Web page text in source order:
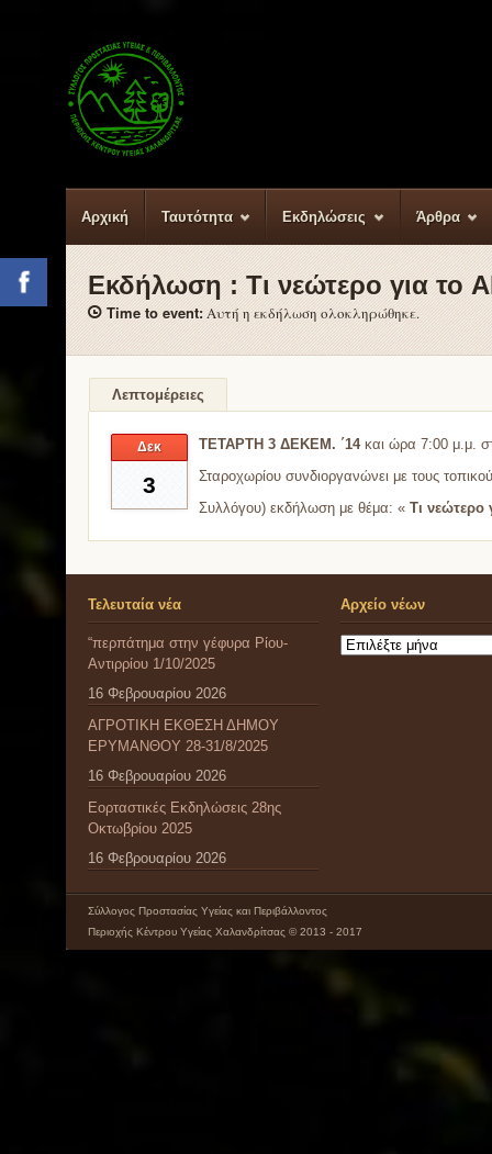
Αρχική Ταυτότητα Εκδηλώσεις Άρθρα
Εκδήλωση :Τι νεώτερο για το
Time to event:Αυτή η εκδήλωση ολοκληρώθηκε.
Λεπτομέρειες
Δεκ
3
ΤΕΤΑΡΤΗ 3 ΔΕΚΕΜ. ΄14και ώρα 7:00 μ.μ.
Σταροχωρίου συνδιοργανώνει με τους
Συλλόγου) εκδήλωση με θέμα: « Τι νεώτερο
Τελευταία νέα
“περπάτημα στην γέφυρα Ρίου-
Αντιρρίου 1/10/2025
16 Φεβρουαρίου 2026
ΑΓΡΟΤΙΚΗ ΕΚΘΕΣΗ ΔΗΜΟΥ
ΕΡΥΜΑΝΘΟΥ 28-31/8/2025
16 Φεβρουαρίου 2026
Εορταστικές Εκδηλώσεις 28ης
Οκτωβρίου 2025
16 Φεβρουαρίου 2026
Αρχείο νέων
Αρχείο
Σύλλογος Προστασίας Υγείας και Περιβάλλοντος
Περιοχής Κέντρου Υγείας Χαλανδρίτσας © 2013 - 2017
Facebook